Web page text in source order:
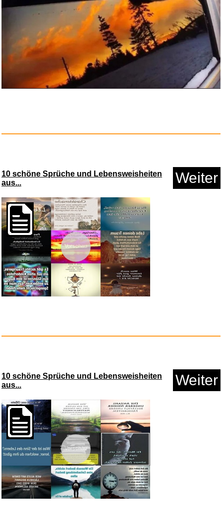
Anzeige
Anzeige
2 X Renata 371 SR920SW,
herges...
10 schöne Sprüche und Lebensweisheiten
aus...
Weiter
Vorschau
10 schöne Sprüche und Lebensweisheiten
aus...
Weiter
Vorschau